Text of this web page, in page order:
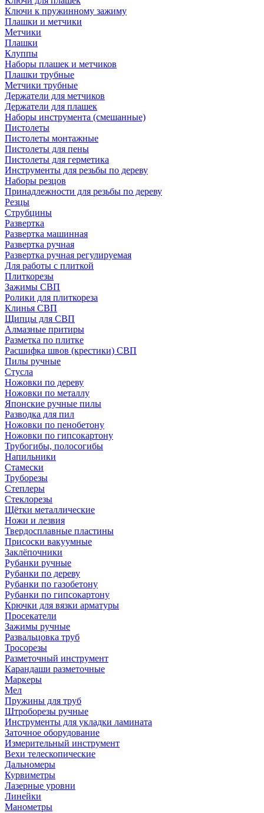
Ключи к пружинному зажиму
Плашки и метчики
Метчики
Плашки
Клуппы
Наборы плашек и метчиков
Плашки трубные
Метчики трубные
Держатели для метчиков
Держатели для плашек
Наборы инструмента (смешанные)
Пистолеты
Пистолеты монтажные
Пистолеты для пены
Пистолеты для герметика
Инструменты для резьбы по дереву
Наборы резцов
Принадлежности для резьбы по дереву
Резцы
Струбцины
Развертка
Развертка машинная
Развертка ручная
Развертка ручная регулируемая
Для работы с плиткой
Плиткорезы
Зажимы СВП
Ролики для плиткореза
Клинья СВП
Щипцы для СВП
Алмазные притиры
Разметка по плитке
Расшифка швов (крестики) СВП
Пилы ручные
Стусла
Ножовки по дереву
Ножовки по металлу
Японские ручные пилы
Разводка для пил
Ножовки по пенобетону
Ножовки по гипсокартону
Трубогибы, полосогибы
Напильники
Стамески
Труборезы
Степлеры
Стеклорезы
Щётки металлические
Ножи и лезвия
Твердосплавные пластины
Присоски вакуумные
Заклёпочники
Рубанки ручные
Рубанки по дереву
Рубанки по газобетону
Рубанки по гипсокартону
Крючки для вязки арматуры
Просекатели
Зажимы ручные
Развальцовка труб
Тросорезы
Разметочный инструмент
Карандаши разметочные
Маркеры
Мел
Пружины для труб
Штроборезы ручные
Инструменты для укладки ламината
Заточное оборудование
Измерительный инструмент
Вехи телескопические
Дальномеры
Курвиметры
Лазерные уровни
Линейки
Манометры